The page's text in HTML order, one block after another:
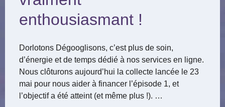
enthousiasmant !
Dorlotons Dégooglisons, c’est plus de soin,
d’énergie et de temps dédié à nos services en ligne.
Nous clôturons aujourd’hui la collecte lancée le 23
mai pour nous aider à financer l’épisode 1, et
l’objectif a été atteint (et même plus !). …